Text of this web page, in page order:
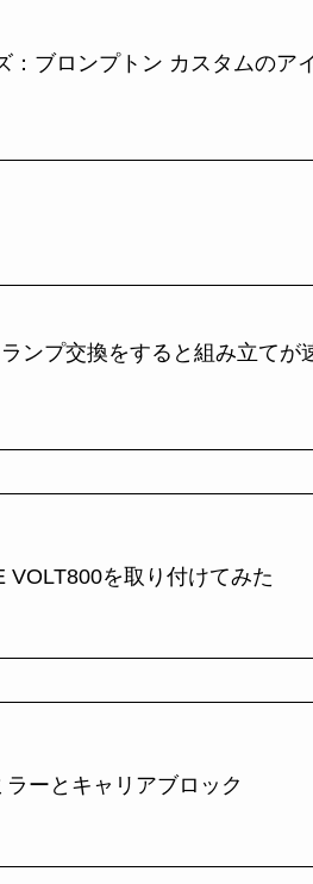
：ブロンプトン カスタムのア
ンプ交換をすると組み立てが
VOLT800を取り付けてみた
ーとキャリアブロック